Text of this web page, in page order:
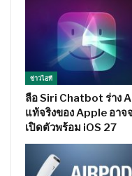
ข่าวไอที
ลือ Siri Chatbot ร่าง
แท้จริงของ Apple อาจ
เปิดตัวพร้อม iOS 27